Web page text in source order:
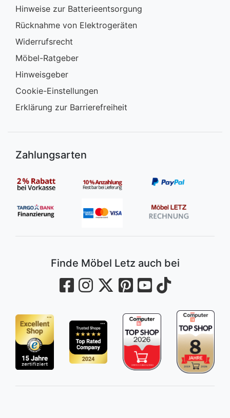
Hinweise zur Batterieentsorgung
Rücknahme von Elektrogeräten
Widerrufsrecht
Möbel-Ratgeber
Hinweisgeber
Cookie-Einstellungen
Erklärung zur Barrierefreiheit
Zahlungsarten
Finde Möbel Letz auch bei